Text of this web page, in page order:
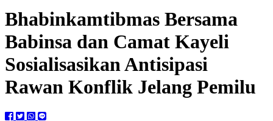
Bhabinkamtibmas Bersama
Babinsa dan Camat Kayeli
Sosialisasikan Antisipasi
Rawan Konflik Jelang Pemilu